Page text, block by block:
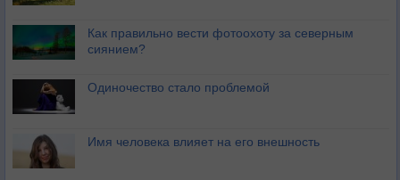
Как правильно вести фотоохоту за северным
сиянием?
Одиночество стало проблемой
Имя человека влияет на его внешность